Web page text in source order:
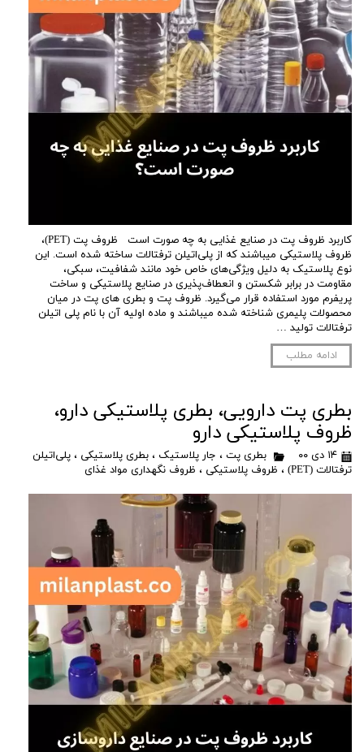
کاربرد ظروف پت در صنایع غذایی به چه صورت است ظروف پت (PET)،
ظروف پلاستیکی میباشند که از پلی‌اتیلن ترفتالات ساخته شده است. این
نوع پلاستیک به دلیل ویژگی‌های خاص خود مانند شفافیت، سبکی،
مقاومت در برابر شکستن و انعطاف‌پذیری در صنایع پلاستیکی و ساخت
پریفرم مورد استفاده قرار می‌گیرد. ظروف پت و بطری های پت در میان
محصولات پلیمری شناخته شده میباشند و ماده اولیه آن با نام پلی اتیلن
ترفتالات تولید …
ادامه مطلب
بطری پت دارویی، بطری پلاستیکی دارو،
ظروف پلاستیکی دارو
۱۴ دی ۰۰ بطری پت ، جار پلاستیک ، بطری پلاستیکی ، پلی‌اتیلن
ترفتالات (PET)
، ظروف پلاستیکی ، ظروف نگهداری مواد غذای